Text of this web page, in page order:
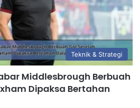
Teknik & Strategi
Middlesbrough Berbuah
Dipaksa Bertahan